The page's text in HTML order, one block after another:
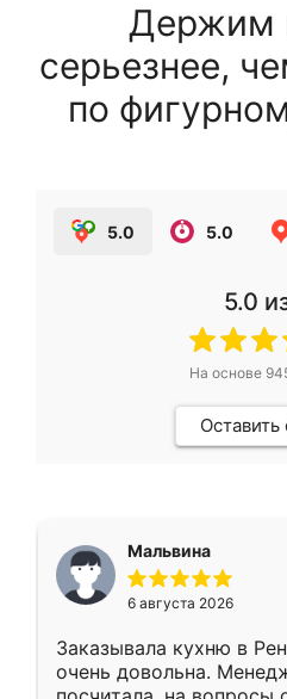
Держим
серьезнее,
по
5.0 5.0
5.0
На основе
Оставить
Мальвина
6 августа 2026
Заказывала кухню в
очень довольна.